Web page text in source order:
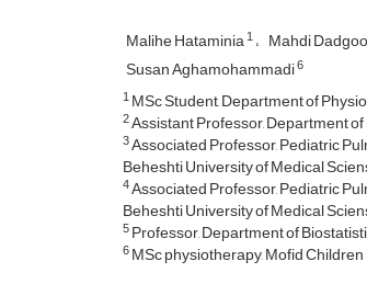
Malihe Hataminia1 Mahdi Dadgoo
Susan Aghamohammadi6
1MSc Student, Department of
2Assistant Professor, Department
3Associated Professor, Pediatric
Beheshti University of Medical
4Associated Professor, Pediatric
Beheshti University of Medical
5Professor, Department of
6MSc physiotherapy, Mofid Children